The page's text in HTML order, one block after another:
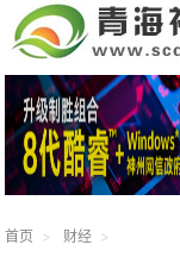
首页 财经